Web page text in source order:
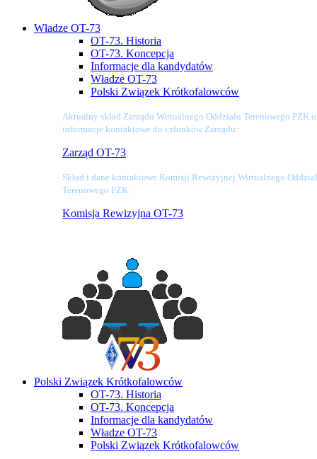
Władze OT-73
OT-73. Historia
OT-73. Koncepcja
Informacje dla kandydatów
Władze OT-73
Polski Związek Krótkofalowców
Aktualny skład Zarządu Wirtualnego Oddziału Terenowego PZK
informacje kontaktowe do członków Zarządu:
Zarząd OT-73
Skład i dane kontaktowe Komisji Rewizyjnej Wirtualnego
Terenowego PZK:
Komisja Rewizyjna OT-73
Polski Związek Krótkofalowców
OT-73. Historia
OT-73. Koncepcja
Informacje dla kandydatów
Władze OT-73
Polski Związek Krótkofalowców